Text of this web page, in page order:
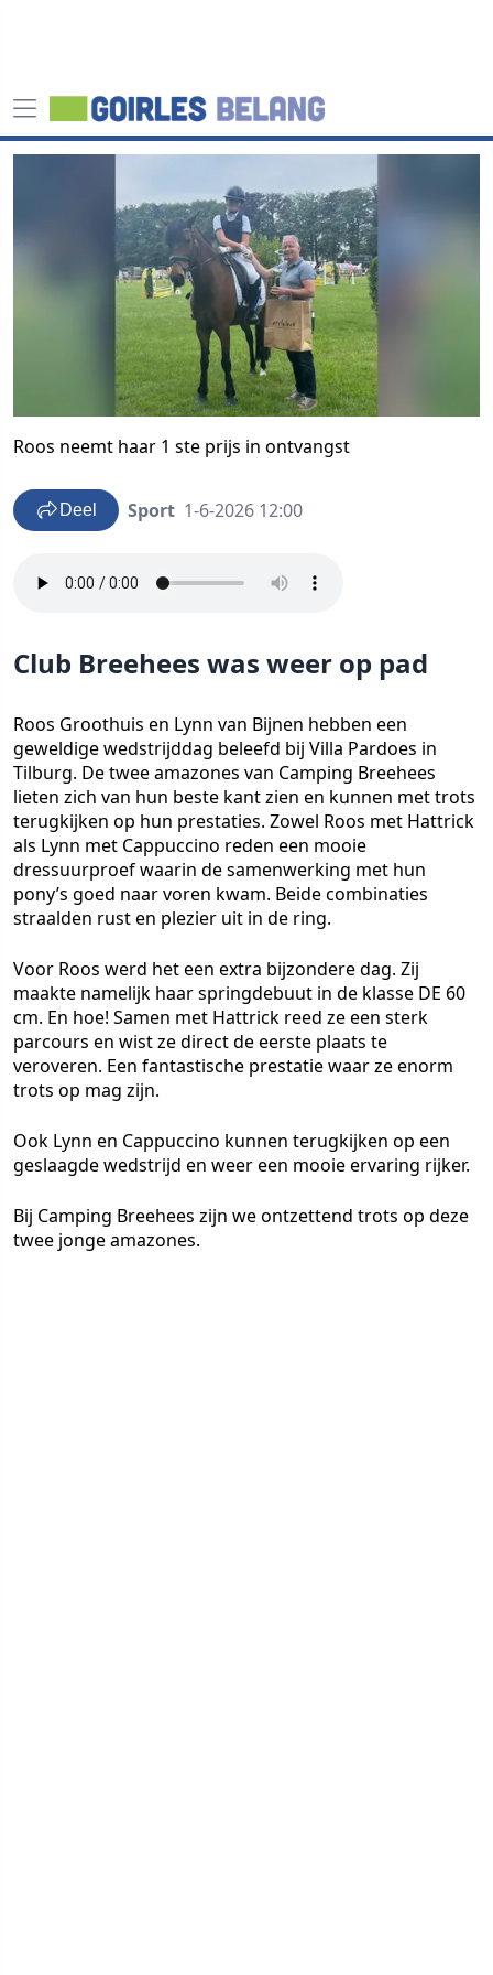
Roos neemt haar 1 ste prijs in ontvangst
Deel Sport 1-6-2026 12:00
Club Breehees was weer op pad
Roos Groothuis en Lynn van Bijnen hebben een
geweldige wedstrijddag beleefd bij Villa Pardoes in
Tilburg. De twee amazones van Camping Breehees
lieten zich van hun beste kant zien en kunnen met trots
terugkijken op hun prestaties. Zowel Roos met Hattrick
als Lynn met Cappuccino reden een mooie
dressuurproef waarin de samenwerking met hun
pony’s goed naar voren kwam. Beide combinaties
straalden rust en plezier uit in de ring.
Voor Roos werd het een extra bijzondere dag. Zij
maakte namelijk haar springdebuut in de klasse DE 60
cm. En hoe! Samen met Hattrick reed ze een sterk
parcours en wist ze direct de eerste plaats te
veroveren. Een fantastische prestatie waar ze enorm
trots op mag zijn.
Ook Lynn en Cappuccino kunnen terugkijken op een
geslaagde wedstrijd en weer een mooie ervaring rijker.
Bij Camping Breehees zijn we ontzettend trots op deze
twee jonge amazones.